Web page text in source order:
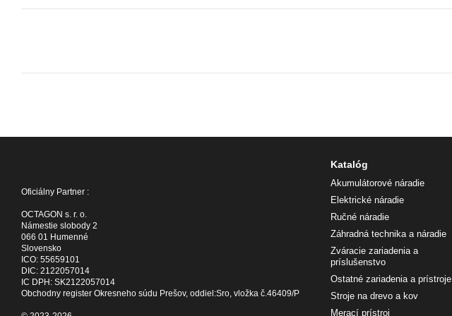
Oficiálny Partner :
OCTAGON s. r. o.
Námestie slobody 2
066 01 Humenné
Slovensko
ICO: 55659101
DIC: 2122057014
IC DPH: SK2122057014
Obchodny register Okresneho súdu Prešov, oddiel:Sro, vložka č.46409/P
Katalóg
Akumulátorové náradie
Elektrické náradie
Ručné náradie
Záhradná technika a náradie
Zváracie zariadenia a
príslušenstvo
Ostatné zariadenia a prístroje
Stroje na drevo a kov
Merací prístroj